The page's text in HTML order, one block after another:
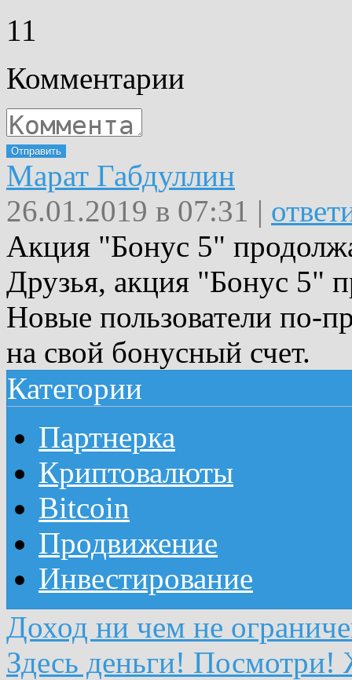
11
Комментарии
Отправить
Марат Габдуллин
26.01.2019 в 07:31 |
Акция "Бонус 5"
Друзья, акция "Бонус 5"
Новые пользователи по-
на свой бонусный счет.
Категории
Партнерка
Криптовалюты
Bitcoin
Продвижение
Инвестирование
Доход ни чем не
Здесь деньги!